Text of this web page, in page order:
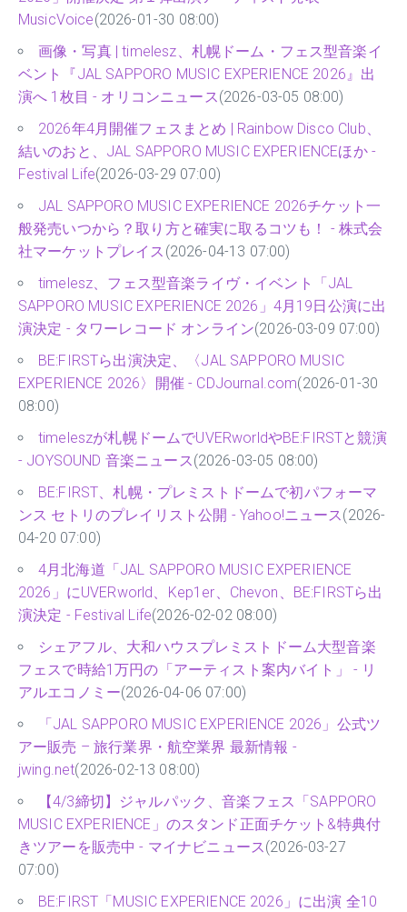
MusicVoice(2026-01-30 08:00)
画像・写真 | timelesz、札幌ドーム・フェス型音楽イ
ベント『JAL SAPPORO MUSIC EXPERIENCE 2026』出
演へ 1枚目 - オリコンニュース(2026-03-05 08:00)
2026年4月開催フェスまとめ | Rainbow Disco Club、
結いのおと、JAL SAPPORO MUSIC EXPERIENCEほか -
Festival Life(2026-03-29 07:00)
JAL SAPPORO MUSIC EXPERIENCE 2026チケット一
般発売いつから？取り方と確実に取るコツも！ - 株式会
社マーケットプレイス (2026-04-13 07:00)
timelesz、フェス型音楽ライヴ・イベント「JAL
SAPPORO MUSIC EXPERIENCE 2026」4月19日公演に出
演決定 - タワーレコード オンライン(2026-03-09 07:00)
BE:FIRSTら出演決定、〈JAL SAPPORO MUSIC
EXPERIENCE 2026〉開催 - CDJournal.com(2026-01-30
08:00)
timeleszが札幌ドームでUVERworldやBE:FIRSTと競演
- JOYSOUND 音楽ニュース(2026-03-05 08:00)
BE:FIRST、札幌・プレミストドームで初パフォーマ
ンス セトリのプレイリスト公開 - Yahoo!ニュース(2026-
04-20 07:00)
4月北海道「JAL SAPPORO MUSIC EXPERIENCE
2026」にUVERworld、Kep1er、Chevon、BE:FIRSTら出
演決定 - Festival Life(2026-02-02 08:00)
シェアフル、大和ハウスプレミストドーム大型音楽
フェスで時給1万円の「アーティスト案内バイト」 - リ
アルエコノミー(2026-04-06 07:00)
「JAL SAPPORO MUSIC EXPERIENCE 2026」公式ツ
アー販売 – 旅行業界・航空業界 最新情報 -
jwing.net(2026-02-13 08:00)
【4/3締切】ジャルパック、音楽フェス「SAPPORO
MUSIC EXPERIENCE」のスタンド正面チケット&特典付
きツアーを販売中 - マイナビニュース(2026-03-27
07:00)
BE:FIRST「MUSIC EXPERIENCE 2026」に出演 全10